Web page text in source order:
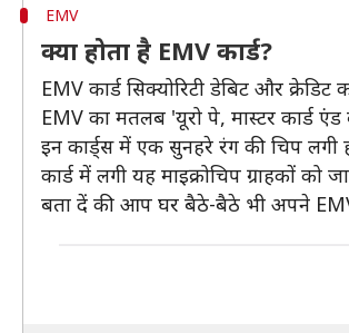
EMV
क्या होता है EMV कार्ड?
EMV कार्ड सिक्योरिटी डेबिट और क्रेडिट
EMV का मतलब 'यूरो पे, मास्टर कार्ड एंड
इन कार्ड्स में एक सुनहरे रंग की चिप लगी
कार्ड में लगी यह माइक्रोचिप ग्राहकों
बता दें की आप घर बैठे-बैठे भी अपने